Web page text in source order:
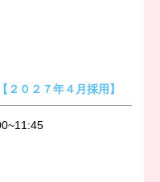
０２７年４月採用】